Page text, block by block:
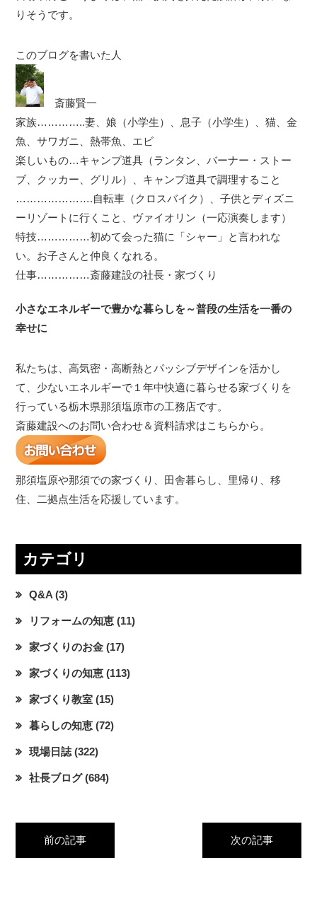
りそうです。
このブログを書いた人
斎藤賢一
家族…………..妻、娘（小学生）、息子（小学生）、猫、金
魚、サワガニ、熱帯魚、エビ
楽しいもの…キャンプ道具（ランタン、バーナー・ストー
ブ、クッカー、グリル）、キャンプ道具で調理すること
………………….自転車（クロスバイク）、子供とディズニ
ーリゾートに行くこと、ヴァイオリン（一応演奏します）
特技……………初めて会った猫に「シャー」と言われな
い。お子さんと仲良くなれる。
仕事……………斎藤建設の社長・家づくり
小さなエネルギーで豊かな暮らしを～普段の生活を一番の
幸せに
私たちは、高気密・高断熱とパッシブデザインを活かし
て、少ないエネルギーで１年中快適に暮らせる家づくりを
行っている栃木県那須塩原市の工務店です。
斎藤建設へのお問い合わせ＆資料請求はこちらから。
那須塩原や那須での家づくり、田舎暮らし、里帰り、移
住、二拠点生活を応援しています。
カテゴリ
Q&A (3)
リフォームの知恵 (11)
家づくりのお金 (17)
家づくりの知恵 (113)
家づくり教室 (15)
暮らしの知恵 (72)
現場日誌 (322)
社長ブログ(684)
前の記事 次の記事